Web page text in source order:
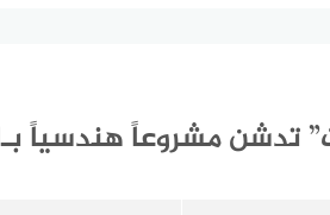
مشروعاً هندسياً بـ5.1 مليار دولار